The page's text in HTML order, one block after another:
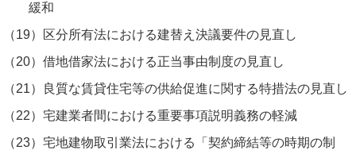
緩和
（19）
区分所有法における建替え決議要件の見直し
（20） 借地借家法における正当事由制度の見直し
（21）
良質な賃貸住宅等の供給促進に関する特措法の見直し
（22） 宅建業者間における重要事項説明義務の軽減
（23） 宅地建物取引業法における「契約締結等の時期の制